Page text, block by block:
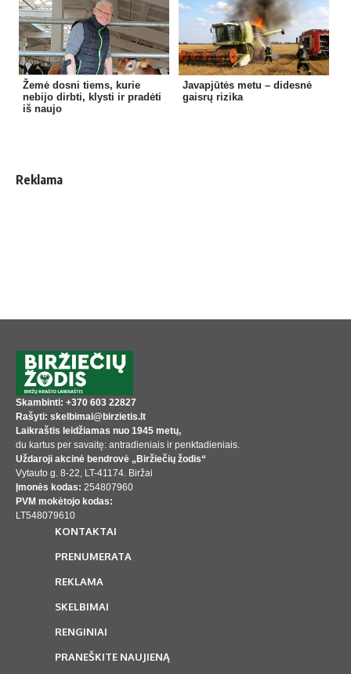
Žemė dosni tiems, kurie
nebijo dirbti, klysti ir pradėti
iš naujo
Javapjūtės metu – didesnė
gaisrų rizika
Reklama
Skambinti: +370 603 22827
Rašyti: skelbimai@birzietis.lt
Laikraštis leidžiamas nuo 1945 metų,
du kartus per savaitę: antradieniais ir penktadieniais.
Uždaroji akcinė bendrovė „Biržiečių žodis“
Vytauto g. 8-22, LT-41174. Biržai
Įmonės kodas: 254807960
PVM mokėtojo kodas:
LT548079610
KONTAKTAI
PRENUMERATA
REKLAMA
SKELBIMAI
RENGINIAI
PRANEŠKITE NAUJIENĄ